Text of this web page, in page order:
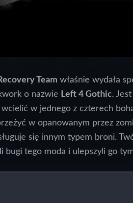
Team właśnie wydała
o nazwie Left 4 Gothic.
w jednego z czterech
w opanowanym przez
się innym typem broni.
bugi tego moda i ulepszyli go